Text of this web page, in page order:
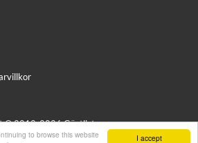
I accept
to browse this website
© 2012-2026 Gästlistan.com